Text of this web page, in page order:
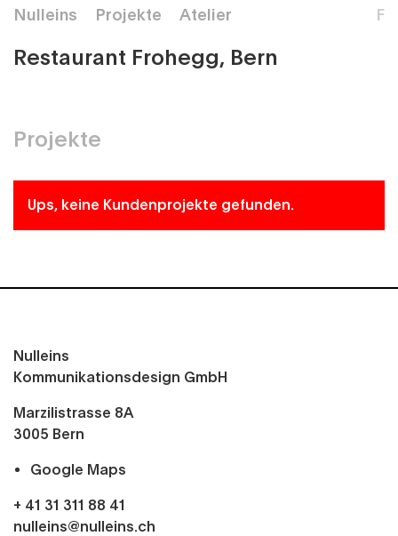
Nulleins Projekte Atelier F
Restaurant Frohegg, Bern
Projekte
Ups, keine Kundenprojekte gefunden.
Nulleins
Kommunikationsdesign GmbH
Marzilistrasse 8A
3005 Bern
Google Maps
+ 41 31 311 88 41
nulleins@nulleins.ch